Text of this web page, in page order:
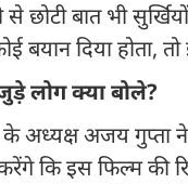
छोटी बात भी
बयान दिया होता,
लोग क्या बोले?
अध्यक्ष अजय गुप्ता
कि इस फिल्म की